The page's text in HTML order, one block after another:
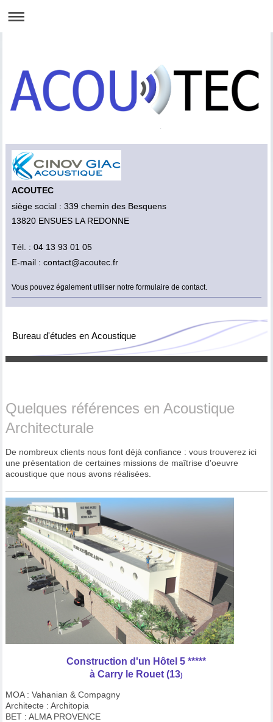
ACOUTEC
siège social : 339 chemin des Besquens
13820 ENSUES LA REDONNE
Tél. : 04 13 93 01 05
E-mail : contact@acoutec.fr
Vous pouvez également utiliser notre formulaire de contact.
Bureau d'études en Acoustique
Quelques références en Acoustique
Architecturale
De nombreux clients nous font déjà confiance : vous trouverez ici
une présentation de certaines missions de maîtrise d'oeuvre
acoustique que nous avons réalisées.
Construction d'un Hôtel 5 *****
à Carry le Rouet (13)
MOA : Vahanian & Compagny
Architecte : Architopia
BET : ALMA PROVENCE